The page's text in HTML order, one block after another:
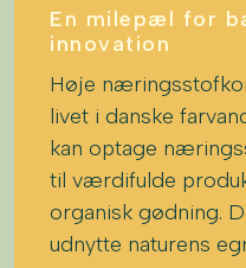
En milepæl for
innovation
Høje
livet i danske
kan optage
til værdifulde
organisk gødning.
udnytte naturens